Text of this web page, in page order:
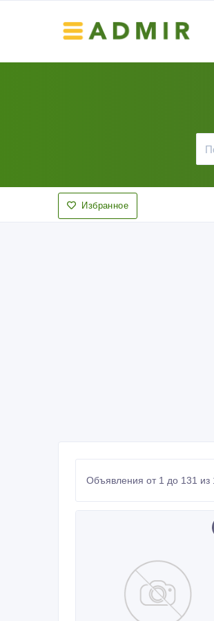
Избранное
Объявления от 1 до 131 из